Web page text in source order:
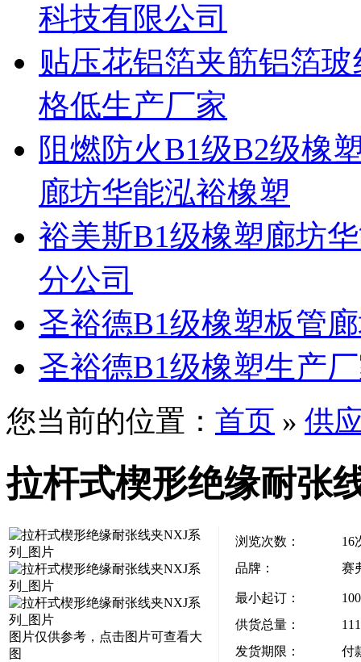
科技有限公司
贴压花铝箔夹筋铝箔
格低生产厂家
阻燃防火B1级B2级橡
廊坊华能泓裕橡塑
裕美斯B1级橡塑廊坊
分公司
圣裕德B1级橡塑板管
圣裕德B1级橡塑生产
您当前的位置： 首页 » 供
拉杆式楔形绝缘耐张
图片仅供参考，点击图片可查看大
图
浏览次数： 16
品牌：
赛
最小起订：
供货总量：
发货期限：
付